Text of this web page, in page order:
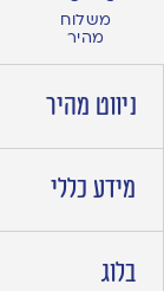
משלוח
מהיר
ניווט מהיר
מידע כללי
בלוג